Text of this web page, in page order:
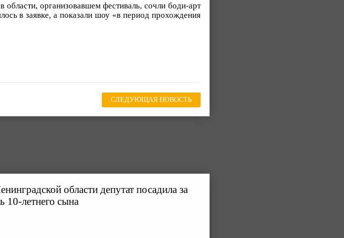
организовавшем фестиваль, сочли боди-арт
в заявке, а показали шоу «в период прохождения
СЛЕДУЮЩАЯ НОВОСТЬ
области депутат посадила за
10-летнего сына